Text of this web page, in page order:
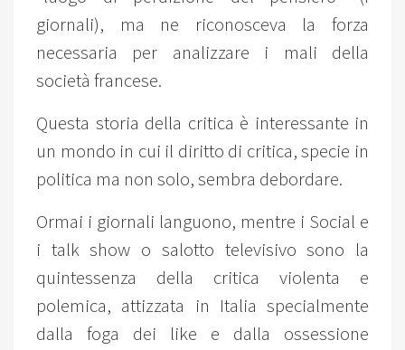
giornali), ma ne riconosceva la forza
necessaria per analizzare i mali della
società francese.
Questa storia della critica è interessante in
un mondo in cui il diritto di critica, specie in
politica ma non solo, sembra debordare.
Ormai i giornali languono, mentre i Social e
i talk show o salotto televisivo sono la
quintessenza della critica violenta e
polemica, attizzata in Italia specialmente
dalla foga dei like e dalla ossessione